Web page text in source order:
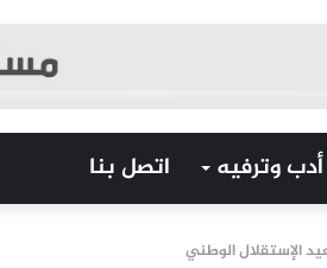
أدب وترفيه اتصل بنا